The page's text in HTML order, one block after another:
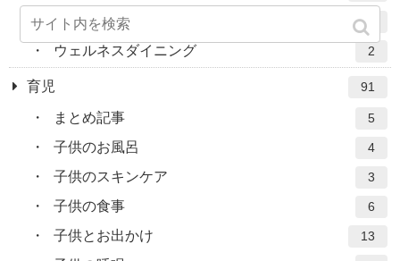
ナッシュ 13
ウェルネスダイニング 2
育児 91
まとめ記事 5
子供のお風呂 4
子供のスキンケア 3
子供の食事 6
子供とお出かけ 13